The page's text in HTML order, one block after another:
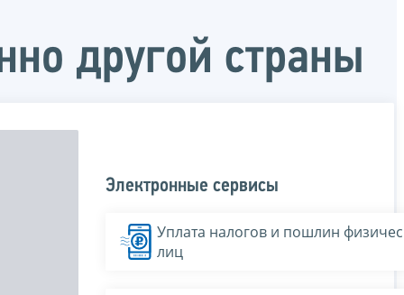
другой страны
Электронные сервисы
Уплата налогов и пошлин
лиц